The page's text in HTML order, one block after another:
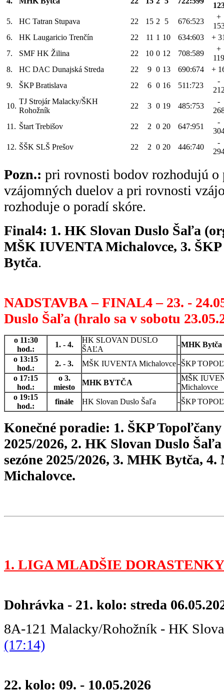
5.
HC Tatran Stupava 22 15 2 5 676:523
+
6.
HK Laugaricio Trenčín 22 11 1 10 634:603
+
7.
SMF HK Žilina 22 10 0 12 708:589
+
119
8.
HC DAC Dunajská Streda 22 9 0 13 690:674
+
9.
ŠKP Bratislava 22 6 0 16 511:723
-
10.
TJ Strojár Malacky/ŠKH
Rohožník
22 3 0 19 485:753
-
11. Štart Trebišov 22 2 0 20 647:951
-
12. ŠŠK SLŠ Prešov 22 2 0 20 446:740
-
Pozn.: pri rovnosti bodov rozhodujú o
vzájomných duelov a pri rovnosti
rozhoduje o poradí skóre.
Final4: 1. HK Slovan Duslo Šaľa
MŠK IUVENTA Michalovce, 3.
Bytča.
NADSTAVBA – FINAL4 – 23. -
Duslo Šaľa (hralo sa v sobotu
o 11:30
hod.:
1. - 4.
HK SLOVAN DUSLO
ŠAĽA
-MHK Bytča
o 13:15
hod.:
2. - 3. MŠK IUVENTA Michalovce-ŠKP
o 17:15
hod.:
o 3.
miesto
MHK BYTČA -
MŠK
Michalovce
o 19:15
hod.:
finále HK Slovan Duslo Šaľa -ŠKP
Konečné poradie: 1. ŠKP Topoľčany
2025/2026, 2. HK Slovan Duslo Šaľa
sezóne 2025/2026, 3. MHK Bytča,
Michalovce.
1. LIGA MLADŠIE
Dohrávka - 21. kolo: streda
8A-121 Malacky/Rohožník - HK
(17:14)
22. kolo: 09. - 10.05.2026